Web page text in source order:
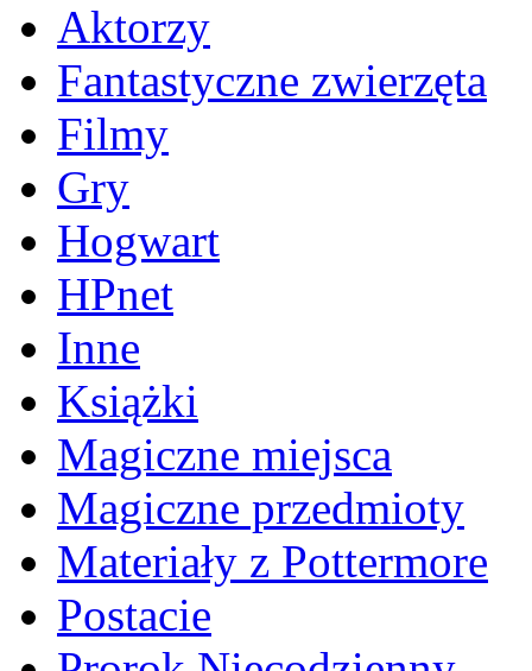
Aktorzy
Fantastyczne zwierzęta
Filmy
Gry
Hogwart
HPnet
Inne
Książki
Magiczne miejsca
Magiczne przedmioty
Materiały z Pottermore
Postacie